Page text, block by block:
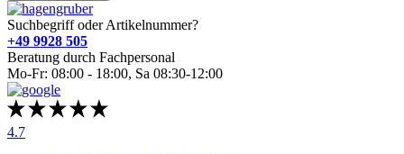
Suchbegriff oder Artikelnummer?
+49 9928 505
Beratung durch Fachpersonal
Mo-Fr: 08:00 - 18:00, Sa 08:30-12:00
4.7